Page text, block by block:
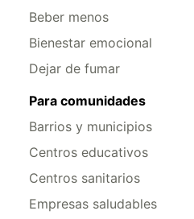
Beber menos
Bienestar emocional
Dejar de fumar
Para comunidades
Barrios y municipios
Centros educativos
Centros sanitarios
Empresas saludables